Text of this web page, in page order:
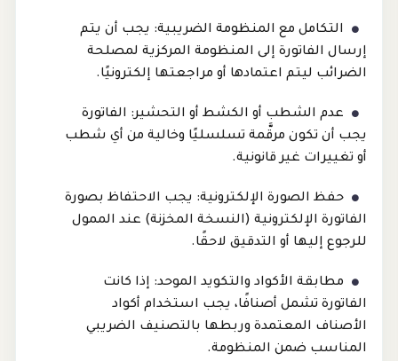
التكامل مع المنظومة الضريبية: يجب أن يتم
إرسال الفاتورة إلى المنظومة المركزية لمصلحة
الضرائب ليتم اعتمادها أو مراجعتها إلكترونيًا.
عدم الشطب أو الكشط أو التحشير: الفاتورة
يجب أن تكون مرقَّمة تسلسليًا وخالية من أي شطب
أو تغييرات غير قانونية.
حفظ الصورة الإلكترونية: يجب الاحتفاظ بصورة
الفاتورة الإلكترونية (النسخة المخزنة) عند الممول
للرجوع إليها أو التدقيق لاحقًا.
مطابقة الأكواد والتكويد الموحد: إذا كانت
الفاتورة تشمل أصنافًا، يجب استخدام أكواد
الأصناف المعتمدة وربطها بالتصنيف الضريبي
المناسب ضمن المنظومة.